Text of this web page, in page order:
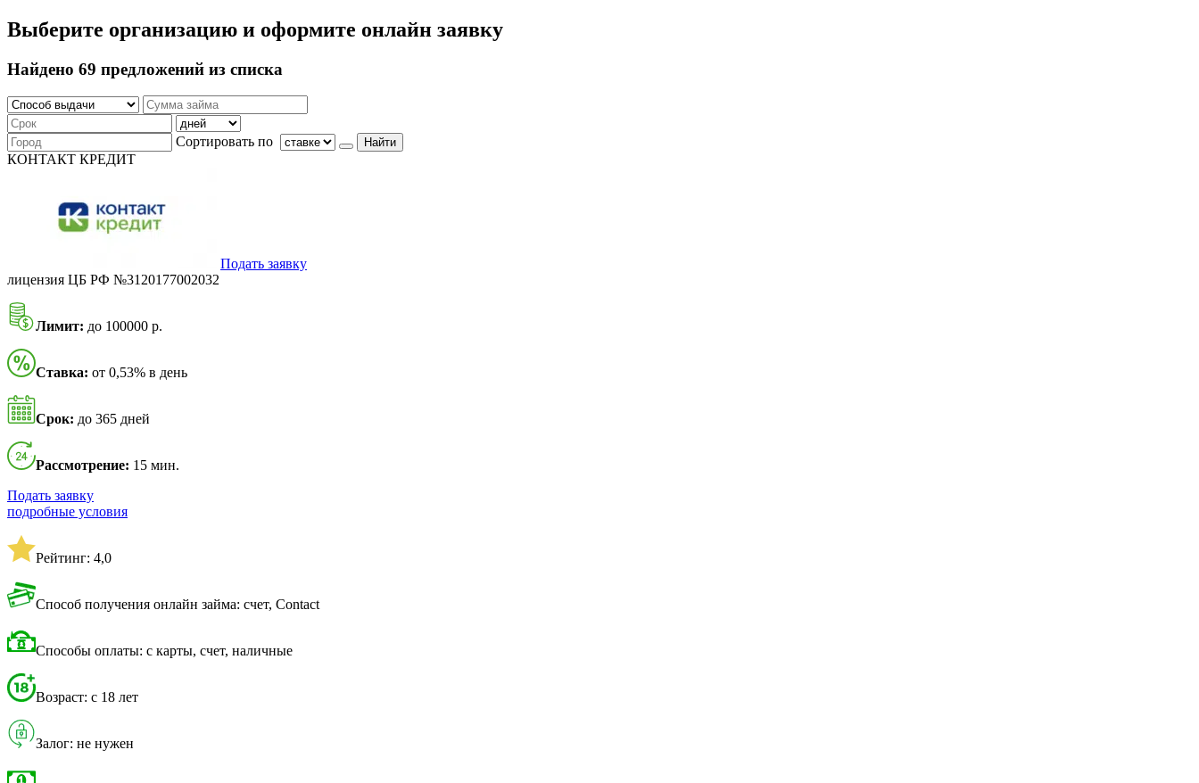
Выберите организацию и оформите онлайн заявку
Найдено 69 предложений из списка
Сортировать по Найти
КОНТАКТ КРЕДИТ
Подать заявку
лицензия ЦБ РФ №3120177002032
Лимит: до 100000 р.
Ставка: от 0,53% в день
Срок: до 365 дней
Рассмотрение: 15 мин.
Подать заявку
подробные условия
Рейтинг: 4,0
Способ получения онлайн займа: счет, Contact
Способы оплаты: с карты, счет, наличные
Возраст: с 18 лет
Залог: не нужен